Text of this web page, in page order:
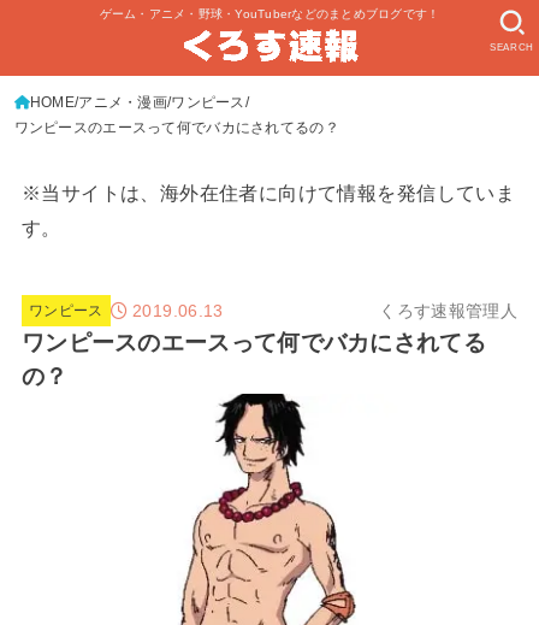
ゲーム・アニメ・野球・YouTuberなどのまとめブログです！
SEARCH
HOME アニメ・漫画 ワンピース
ワンピースのエースって何でバカにされてるの？
※当サイトは、海外在住者に向けて情報を発信していま
す。
ワンピース 2019.06.13 くろす速報管理人
ワンピースのエースって何でバカにされてる
の？